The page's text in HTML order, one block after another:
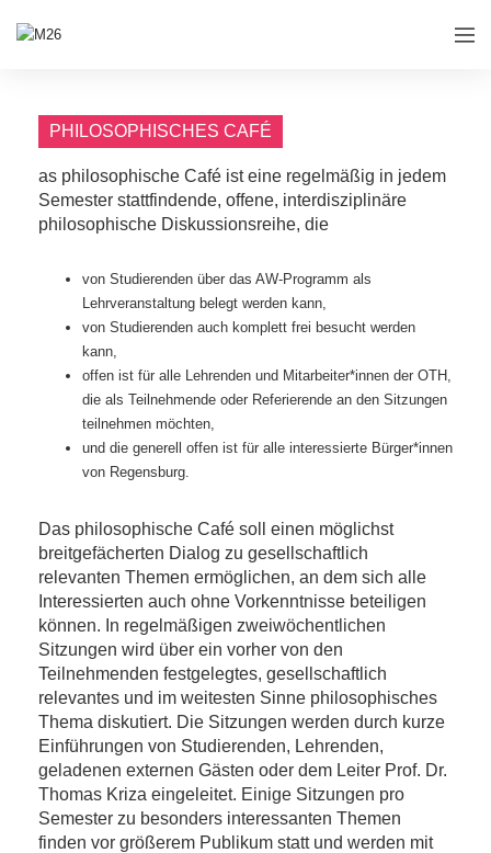
PHILOSOPHISCHES CAFÉ
as philosophische Café ist eine regelmäßig in jedem
Semester stattfindende, offene, interdisziplinäre
philosophische Diskussionsreihe, die
von Studierenden über das AW-Programm als
Lehrveranstaltung belegt werden kann,
von Studierenden auch komplett frei besucht werden
kann,
offen ist für alle Lehrenden und Mitarbeiter*innen der OTH,
die als Teilnehmende oder Referierende an den Sitzungen
teilnehmen möchten,
und die generell offen ist für alle interessierte Bürger*innen
von Regensburg.
Das philosophische Café soll einen möglichst
breitgefächerten Dialog zu gesellschaftlich
relevanten Themen ermöglichen, an dem sich alle
Interessierten auch ohne Vorkenntnisse beteiligen
können. In regelmäßigen zweiwöchentlichen
Sitzungen wird über ein vorher von den
Teilnehmenden festgelegtes, gesellschaftlich
relevantes und im weitesten Sinne philosophisches
Thema diskutiert. Die Sitzungen werden durch kurze
Einführungen von Studierenden, Lehrenden,
geladenen externen Gästen oder dem Leiter Prof. Dr.
Thomas Kriza eingeleitet. Einige Sitzungen pro
Semester zu besonders interessanten Themen
finden vor größerem Publikum statt und werden mit